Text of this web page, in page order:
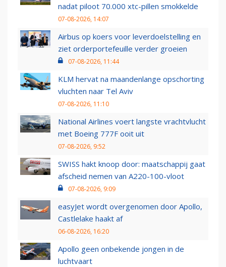
nadat piloot 70.000 xtc-pillen smokkelde
07-08-2026, 14:07
Airbus op koers voor leverdoelstelling en
ziet orderportefeuille verder groeien
07-08-2026, 11:44
KLM hervat na maandenlange opschorting
vluchten naar Tel Aviv
07-08-2026, 11:10
National Airlines voert langste vrachtvlucht
met Boeing 777F ooit uit
07-08-2026, 9:52
SWISS hakt knoop door: maatschappij gaat
afscheid nemen van A220-100-vloot
07-08-2026, 9:09
easyJet wordt overgenomen door Apollo,
Castlelake haakt af
06-08-2026, 16:20
Apollo geen onbekende jongen in de
luchtvaart